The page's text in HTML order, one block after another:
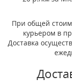
При общей
курьером в
Доставка